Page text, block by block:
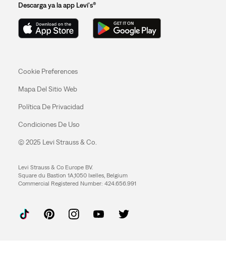
Descarga ya la app Levi's®
Cookie Preferences
Mapa Del Sitio Web
Política De Privacidad
Condiciones De Uso
© 2025 Levi Strauss & Co.
Levi Strauss & Co Europe BV.
Square du Bastion 1A,1050 Ixelles, Belgium
Commercial Registered Number: 424.656.991